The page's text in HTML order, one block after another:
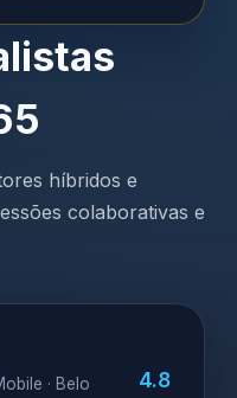
híbridos e
colaborativas e
· Belo
4.8